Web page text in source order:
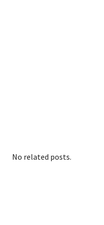
No related posts.